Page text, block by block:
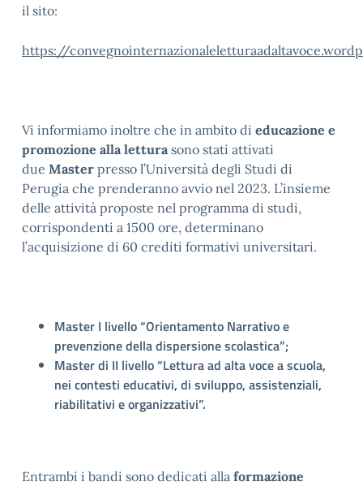
il sito:
https://
Vi informiamo inoltre che in ambito di educazione e
promozione alla letturasono stati attivati
due Master presso l’Università degli Studi di
Perugia che prenderanno avvio nel 2023. L’insieme
delle attività proposte nel programma di studi,
corrispondenti a 1500 ore, determinano
l’acquisizione di 60 crediti formativi universitari.
Master I livello “Orientamento Narrativo e
prevenzione della dispersione scolastica”;
Master di II livello “Lettura ad alta voce a scuola,
nei contesti educativi, di sviluppo, assistenziali,
riabilitativi e organizzativi”.
Entrambi i bandi sono dedicati alla formazione